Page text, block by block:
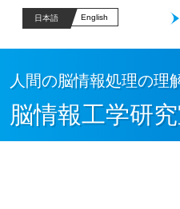
日本語 English
人間の脳情報処理の理
脳情報工学研